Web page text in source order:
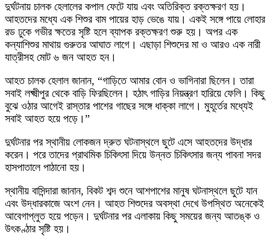
দুর্ঘটনায় চালক হেলালের কপাল ফেটে যায় এবং অতিরিক্ত রক্তক্ষরণ হয়।
আহতদের মধ্যে এক শিশুর বাম পায়ের হাড় ভেঙে যায়। একই সঙ্গে পায়ে লোহার
রড ঢুকে গভীর ক্ষতের সৃষ্টি হলে ব্যাপক রক্তক্ষরণ শুরু হয়। অপর এক
কন্যাশিশুর মাথায় গুরুতর আঘাত লাগে। এছাড়া শিশুদের মা ও আরও এক নারী
যাত্রীসহ মোট ৬ জন আহত হন।
আহত চালক হেলাল জানান, “গাড়িতে আমার বোন ও ভাগিনারা ছিলেন। তারা
সবাই লক্ষ্মীপুর থেকে বাড়ি ফিরছিলেন। হঠাৎ গাড়ির নিয়ন্ত্রণ হারিয়ে ফেলি। কিছু
বুঝে ওঠার আগেই রাস্তার পাশের গাছের সঙ্গে ধাক্কা লাগে। মুহূর্তের মধ্যেই
সবাই আহত হয়ে পড়ে।”
দুর্ঘটনার পর স্থানীয় লোকজন দ্রুত ঘটনাস্থলে ছুটে এসে আহতদের উদ্ধার
করেন। পরে তাদের প্রাথমিক চিকিৎসা দিয়ে উন্নত চিকিৎসার জন্য পাবনা সদর
হাসপাতালে পাঠানো হয়।
স্থানীয় বাসিন্দারা জানান, বিকট শব্দ শুনে আশপাশের মানুষ ঘটনাস্থলে ছুটে যান
এবং উদ্ধারকাজে অংশ নেন। আহত শিশুদের অবস্থা দেখে উপস্থিত অনেকেই
আবেগাপ্লুত হয়ে পড়েন। দুর্ঘটনার পর এলাকায় কিছু সময়ের জন্য আতঙ্ক ও
উৎকণ্ঠার সৃষ্টি হয়।